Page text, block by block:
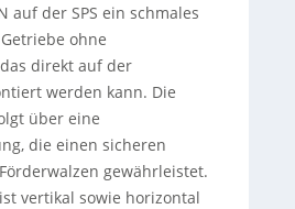
auf der SPS ein schmales
ohne
direkt auf der
werden kann. Die
über eine
die einen sicheren
gewährleistet.
vertikal sowie horizontal